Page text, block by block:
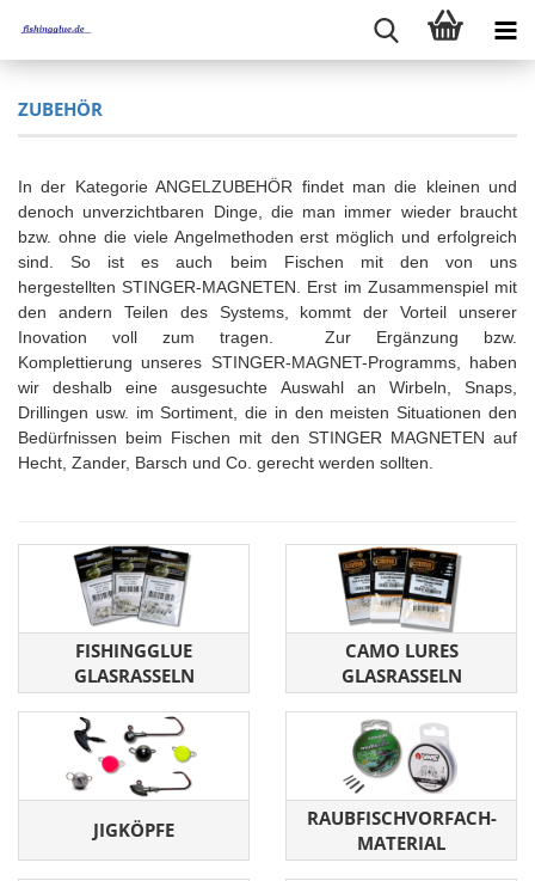
ZUBEHÖR
In der Kategorie ANGELZUBEHÖR findet man die kleinen und
denoch unverzichtbaren Dinge, die man immer wieder braucht
bzw. ohne die viele Angelmethoden erst möglich und erfolgreich
sind. So ist es auch beim Fischen mit den von uns
hergestellten STINGER-MAGNETEN. Erst im Zusammenspiel mit
den andern Teilen des Systems, kommt der Vorteil unserer
Inovation voll zum tragen. Zur Ergänzung bzw.
Komplettierung unseres STINGER-MAGNET-Programms, haben
wir deshalb eine ausgesuchte Auswahl an Wirbeln, Snaps,
Drillingen usw. im Sortiment, die in den meisten Situationen den
Bedürfnissen beim Fischen mit den STINGER MAGNETEN auf
Hecht, Zander, Barsch und Co. gerecht werden sollten.
FISHINGGLUE
GLASRASSELN
CAMO LURES
GLASRASSELN
JIGKÖPFE
RAUBFISCHVORFACH-
MATERIAL